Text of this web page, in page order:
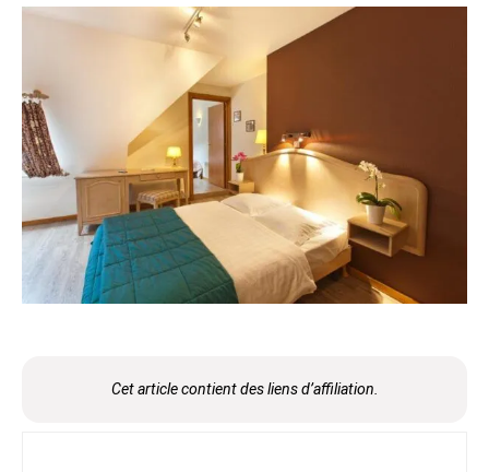
Cet article contient des liens d’affiliation.